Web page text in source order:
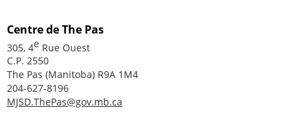
Centre de The Pas
305, 4e Rue Ouest
C.P. 2550
The Pas (Manitoba) R9A 1M4
204-627-8196
MJSD.ThePas@gov.mb.ca